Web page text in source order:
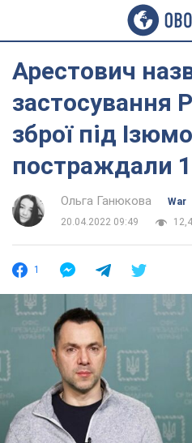
Арестович
застосування
зброї під
постраждали
Ольга Ганюкова
War
20.04.2022 09:49
1